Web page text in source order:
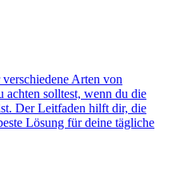
Arten von
achten solltest, wenn du die
Der Leitfaden hilft dir, die
Lösung für deine tägliche